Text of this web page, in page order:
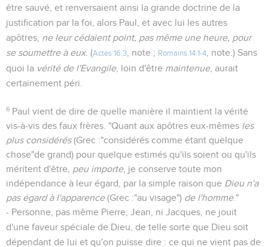
être sauvé, et renversaient ainsi la grande doctrine de la
justification par la foi, alors Paul, et avec lui les autres
apôtres, ne leur cédaient point, pas même une heure, pour
se soumettre à eux. (Actes 16.3 , note ; Romains 14.1-4
, note.) Sans
quoi la vérité de l'Evangile, loin d'être maintenue, aurait
certainement péri.
6 Paul vient de dire de quelle manière il maintient la vérité
vis-à-vis des faux frères. "Quant aux apôtres eux-mêmes les
plus considérés(Grec :"considérés comme étant quelque
chose"de grand) pour quelque estimés qu'ils soient ou qu'ils
méritent d'être, peu importe, je conserve toute mon
indépendance à leur égard, par la simple raison que Dieu n'a
pas égard à l'apparence(Grec :"au visage") de l'homme."
- Personne, pas même Pierre, Jean, ni Jacques, ne jouit
d'une faveur spéciale de Dieu, de telle sorte que Dieu soit
dépendant de lui et qu'on puisse dire : ce qui ne vient pas de